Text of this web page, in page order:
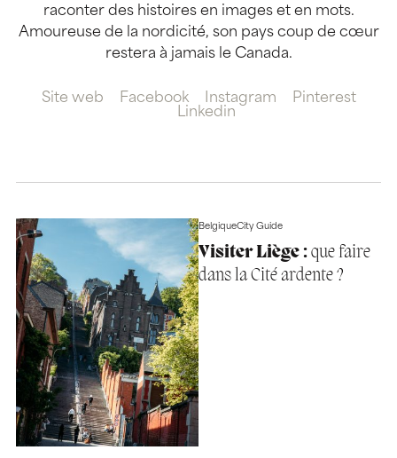
raconter des histoires en images et en mots.
Amoureuse de la nordicité, son pays coup de cœur
restera à jamais le Canada.
Site web Facebook Instagram
Pinterest
Linkedin
BelgiqueCity Guide
Visiter Liège :que faire
dans la Cité ardente ?